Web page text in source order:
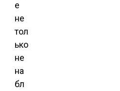
е
не
тол
ько
не
на
бл